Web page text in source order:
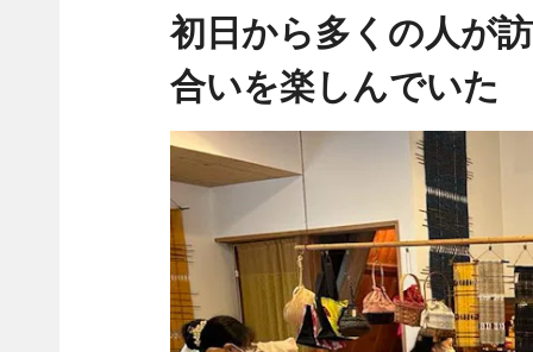
初日から多くの人が
合いを楽しんでいた